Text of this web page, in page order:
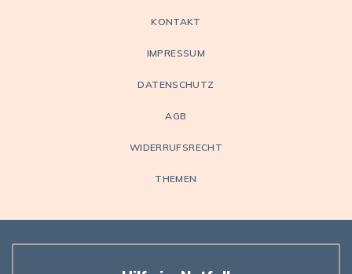
KONTAKT
IMPRESSUM
DATENSCHUTZ
AGB
WIDERRUFSRECHT
THEMEN